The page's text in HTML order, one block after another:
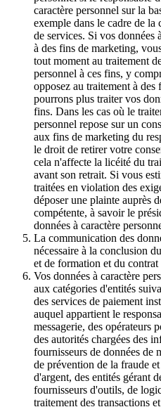
caractère personnel sur la
exemple dans le cadre de
de services. Si vos données
à des fins de marketing,
tout moment au traitement
personnel à ces fins, y
opposez au traitement à
pourrons plus traiter vos
fins. Dans les cas où le
personnel repose sur un
aux fins de marketing du
le droit de retirer votre
cela n'affecte la licéité du
avant son retrait. Si vous
traitées en violation des
déposer une plainte auprès
compétente, à savoir le
données à caractère
La communication des
nécessaire à la conclusion
et de formation et du contrat
Vos données à caractère
aux catégories d'entités
des services de paiement
auquel appartient le
messagerie, des opérateurs
des autorités chargées des
fournisseurs de données de
de prévention de la fraude
d'argent, des entités gérant
fournisseurs d'outils, de
traitement des transactions